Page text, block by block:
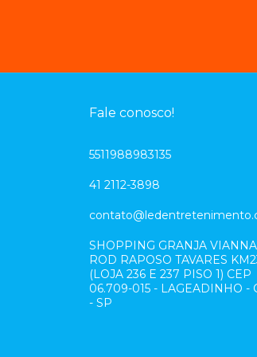
Fale conosco!
5511988983135
41 2112-3898
SHOPPING GRANJA
ROD RAPOSO TAVARES
(LOJA 236 E 237 PISO 1) CEP
06.709-015 - LAGEADINHO -
- SP